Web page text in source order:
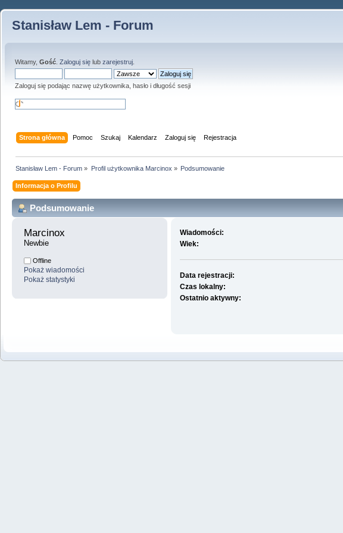
Stanisław Lem - Forum
Witamy, Gość Zaloguj się lub zarejestruj
Zaloguj się podając nazwę użytkownika, hasło i długość sesji
Strona główna Pomoc Szukaj Kalendarz Zaloguj się Rejestracja
Stanisław Lem - Forum » Profil użytkownika Marcinox » Podsumowanie
Informacja o Profilu
Podsumowanie
Marcinox
Newbie
Offline
Pokaż wiadomości
Pokaż statystyki
Wiadomości:
Wiek:
Data rejestracji:
Czas lokalny:
Ostatnio aktywny: